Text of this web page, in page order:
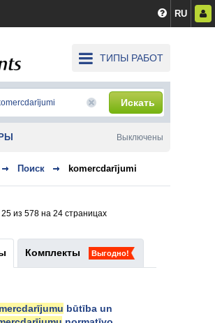
RU
ТИПЫ РАБОТ
Искать
Поиск komercdarījumi
из 578 на 24 страницах
Комплекты Выгодно!
būtība un
Выключены